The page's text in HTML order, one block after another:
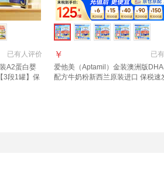
已有人评价
A2蛋白婴
3段1罐】保
已有
￥
爱他美（Aptamil）金装澳洲版
配方牛奶粉新西兰原装进口 保税速